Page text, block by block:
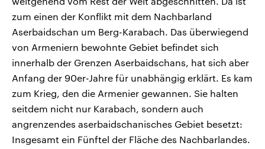
zum einen der Konflikt mit dem Nachbarland
Aserbaidschan um Berg-Karabach. Das überwiegend
von Armeniern bewohnte Gebiet befindet sich
innerhalb der Grenzen Aserbaidschans, hat sich aber
Anfang der 90er-Jahre für unabhängig erklärt. Es kam
zum Krieg, den die Armenier gewannen. Sie halten
seitdem nicht nur Karabach, sondern auch
angrenzendes aserbaidschanisches Gebiet besetzt:
Insgesamt ein Fünftel der Fläche des Nachbarlandes.